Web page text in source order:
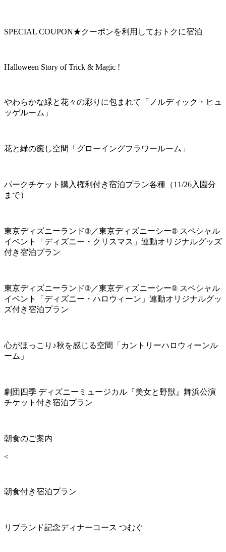
SPECIAL COUPON★クーポンを利用しておトクに宿泊
Halloween Story of Trick & Magic !
やわらかな緑と花々の彩りに包まれて「ノルディック・ヒュ
ッゲルーム」
花と緑の癒し空間「グローイングフラワールーム」
パークチケット購入権利付き宿泊プラン各種（11/26入園分
まで）
東京ディズニーランド®／東京ディズニーシー® スペシャル
イベント「ディズニー・クリスマス」連動オリジナルグッズ
付き宿泊プラン
東京ディズニーランド®／東京ディズニーシー® スペシャル
イベント「ディズニー・ハロウィーン」連動オリジナルグッ
ズ付き宿泊プラン
心がほっこり♪秋を感じる空間「カントリーハロウィーンル
ーム」
劇団四季 ディズニーミュージカル『美女と野獣』舞浜公演
チケット付き宿泊プラン
朝食のご案内
<
朝食付き宿泊プラン
リブランド記念ディナーコース つむぐ